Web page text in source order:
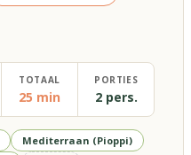
TOTAAL
25 min
PORTIES
2 pers.
Mediterraan (Pioppi)